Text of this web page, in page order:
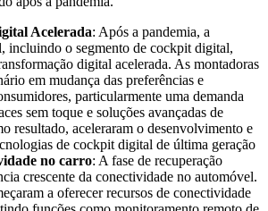
Acelerada: Após a pandemia, a
incluindo o segmento de cockpit digital,
digital acelerada. As montadoras
em mudança das preferências e
particularmente uma demanda
sem toque e soluções avançadas de
resultado, aceleraram o desenvolvimento e
de cockpit digital de última geração
no carro: A fase de recuperação
crescente da conectividade no automóvel.
a oferecer recursos de conectividade